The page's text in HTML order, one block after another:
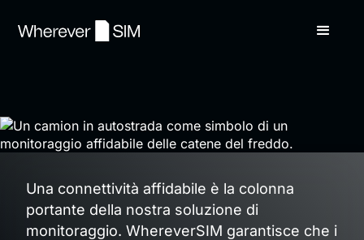
Una connettività affidabile è la colonna
portante della nostra soluzione di
monitoraggio. WhereverSIM garantisce che i